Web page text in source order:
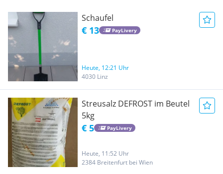
Schaufel
€ 13 PayLivery
Heute, 12:21 Uhr
4030 Linz
Streusalz DEFROST im Beutel
5kg
€ 5 PayLivery
Heute, 11:52 Uhr
2384 Breitenfurt bei Wien